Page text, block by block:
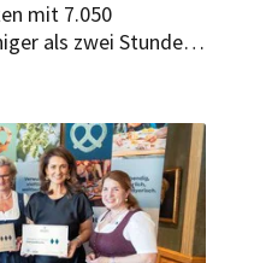
mit 7.050
als zwei Stunden